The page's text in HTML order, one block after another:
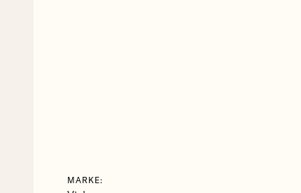
MARKE: